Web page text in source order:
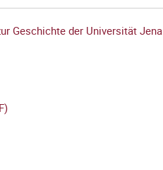
Geschichte der Universität Jena